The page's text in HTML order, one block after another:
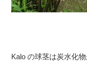
Kalo の球茎は炭水化